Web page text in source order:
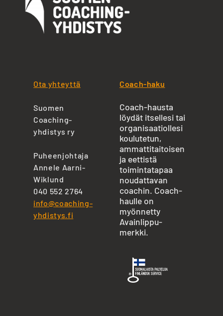
Ota yhteyttä
Suomen
Coaching-
yhdistys ry
Puheenjohtaja
Annele Aarni-
Wiklund
040 552 2764
info@coaching-
yhdistys.fi
Coach-haku
Coach-hausta
löydät itsellesi tai
organisaatiollesi
koulutetun,
ammattitaitoisen
ja eettistä
toimintatapaa
noudattavan
coachin. Coach-
haulle on
myönnetty
Avainlippu-
merkki.